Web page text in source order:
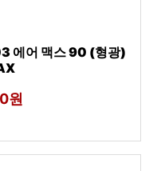
에어 맥스 90 (형광)
원